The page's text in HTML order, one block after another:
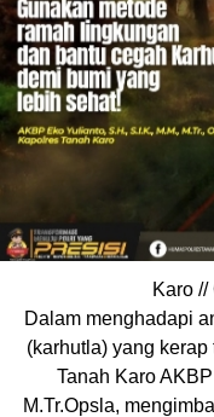
Karo
Dalam menghadapi
(karhutla) yang
Tanah Karo
M.Tr.Opsla,